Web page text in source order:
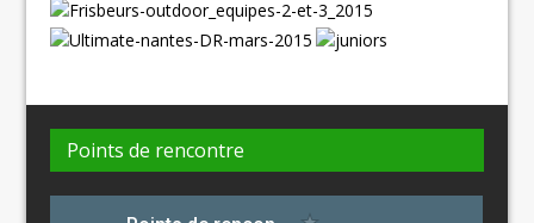
Points de rencontre